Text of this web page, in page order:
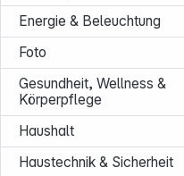
Energie & Beleuchtung
Foto
Gesundheit, Wellness &
Körperpflege
Haushalt
Haustechnik & Sicherheit
Über45.000 Artikelund
Know-how und Erfahrung
Kundenadressen
in
für CE-Technologieprodukte!
Tel.: 0931 9708 - 444
E-Mail:info@dgh.de
Montag – Donnerstag: 8:00
Freitag: 8:00 – 14:00 Uhr